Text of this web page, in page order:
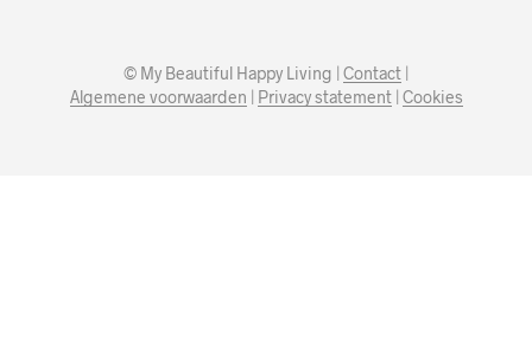
© My Beautiful Happy Living | Contact |
Algemene voorwaarden | Privacy statement| Cookies